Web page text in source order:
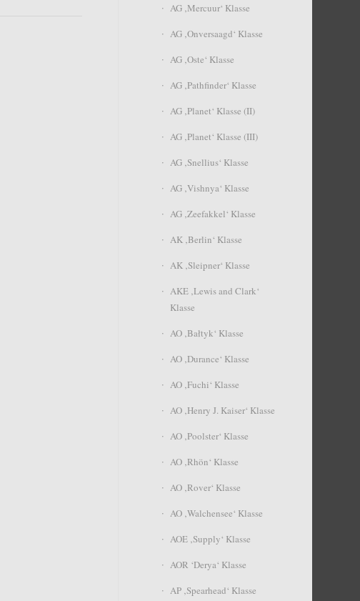
AG ‚Mercuur‘ Klasse
AG ‚Onversaagd‘ Klasse
AG ‚Oste‘ Klasse
AG ‚Pathfinder‘ Klasse
AG ‚Planet‘ Klasse (II)
AG ‚Planet‘ Klasse (III)
AG ‚Snellius‘ Klasse
AG ‚Vishnya‘ Klasse
AG ‚Zeefakkel‘ Klasse
AK ‚Berlin‘ Klasse
AK ‚Sleipner‘ Klasse
AKE ‚Lewis and Clark‘
Klasse
AO ‚Bałtyk‘ Klasse
AO ‚Durance‘ Klasse
AO ‚Fuchi‘ Klasse
AO ‚Henry J. Kaiser‘ Klasse
AO ‚Poolster‘ Klasse
AO ‚Rhön‘ Klasse
AO ‚Rover‘ Klasse
AO ‚Walchensee‘ Klasse
AOE ‚Supply‘ Klasse
AOR ‘Derya‘ Klasse
AP ‚Spearhead‘ Klasse